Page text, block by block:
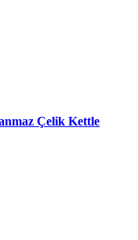
Çelik Kettle